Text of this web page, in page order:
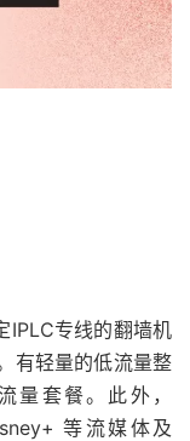
IPLC专线的翻墙机
有轻量的低流量整
量套餐。此外，
等流媒体及